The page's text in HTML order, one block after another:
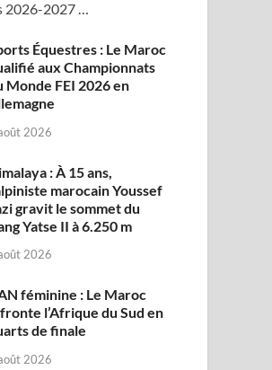
2027 …
Équestres : Le Maroc
aux Championnats
Monde FEI 2026 en
2026
: À 15 ans,
marocain Youssef
gravit le sommet du
Yatse II à 6.250 m
2026
féminine : Le Maroc
l’Afrique du Sud en
de finale
2026